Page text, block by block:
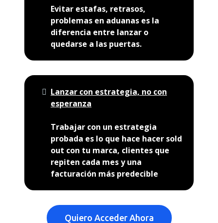
Evitar estafas, retrasos,
problemas en aduanas es la
diferencia entre lanzar o
quedarse a las puertas.
Lanzar con estrategia, no con
esperanza
Trabajar con un estrategia
probada es lo que hace hacer sold
out con tu marca, clientes que
repiten cada mes y una
facturación más predecible
Quiero Acceder Ahora